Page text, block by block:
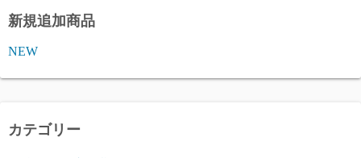
新規追加商品
NEW
カテゴリー